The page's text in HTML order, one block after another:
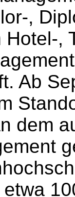
,
,
Ab
dem